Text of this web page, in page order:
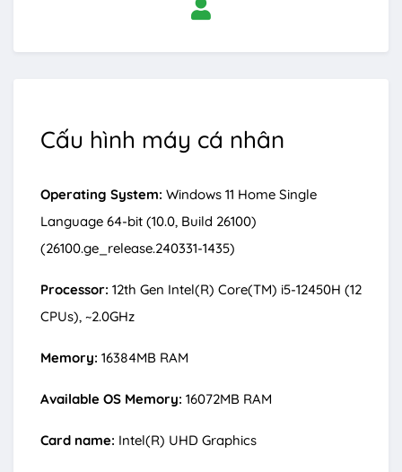
Cấu hình máy cá nhân
Operating System: Windows 11 Home Single
Language 64-bit (10.0, Build 26100)
(26100.ge_release.240331-1435)
Processor: 12th Gen Intel(R) Core(TM) i5-12450H (12
CPUs), ~2.0GHz
Memory: 16384MB RAM
Available OS Memory: 16072MB RAM
Card name: Intel(R) UHD Graphics